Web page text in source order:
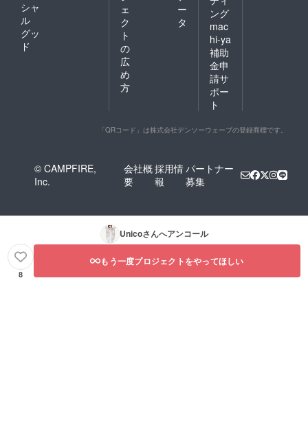
シャ
ル
グッ
ド
ェ
ク
ト
の
広
め
方
ー
タ
ング
mac
hi-ya
補助
金申
請サ
ポー
ト
「QRコード」は株式会社デンソーウェーブの登録商標です。
© CAMPFIRE,
Inc.
会社概
要
採用情
報
パートナー
募集
Unicoさんへアンコール
8
もう一度プロジェクトをやってほしい